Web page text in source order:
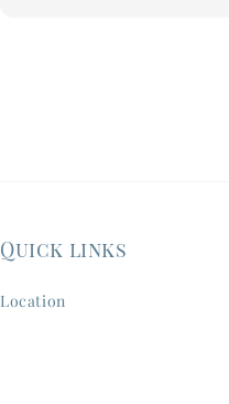
Quick links
Location